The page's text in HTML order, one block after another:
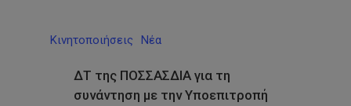
Κινητοποιήσεις Νέα
ΔΤ της ΠΟΣΣΑΣΔΙΑ για τη
συνάντηση με την Υποεπιτροπή